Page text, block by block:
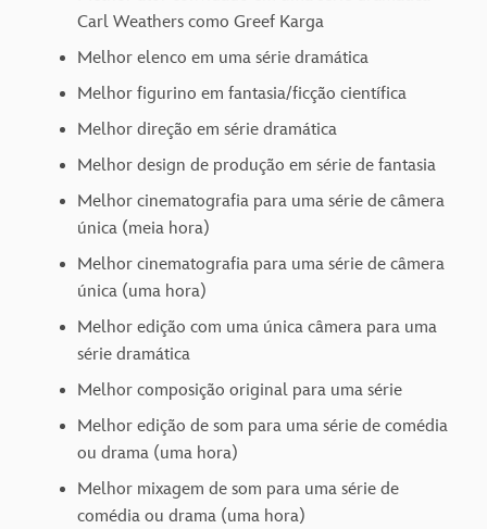
Carl Weathers como Greef Karga
Melhor elenco em uma série dramática
Melhor figurino em fantasia/ficção científica
Melhor direção em série dramática
Melhor design de produção em série de fantasia
Melhor cinematografia para uma série de câmera
única (meia hora)
Melhor cinematografia para uma série de câmera
única (uma hora)
Melhor edição com uma única câmera para uma
série dramática
Melhor composição original para uma série
Melhor edição de som para uma série de comédia
ou drama (uma hora)
Melhor mixagem de som para uma série de
comédia ou drama (uma hora)